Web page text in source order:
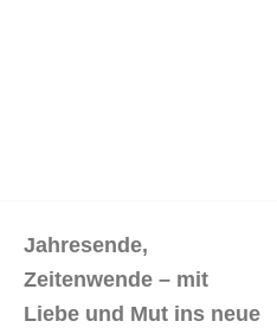
Jahresende,
Zeitenwende – mit
Liebe und Mut ins neue